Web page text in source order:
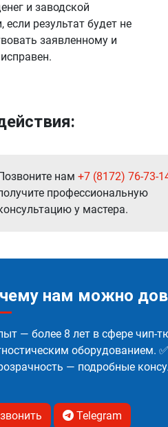
и заводской
если результат будет не
заявленному и
нам +7 (8172) 76-73-
профессиональную
у мастера.
нам можно
— более 8 лет в сфере чип-
оборудованием.
— подробные
Telegram